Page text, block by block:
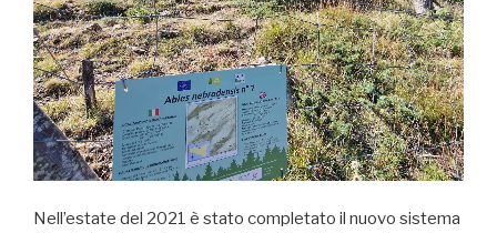
Nell’estate del 2021 è stato completato il nuovo sistema